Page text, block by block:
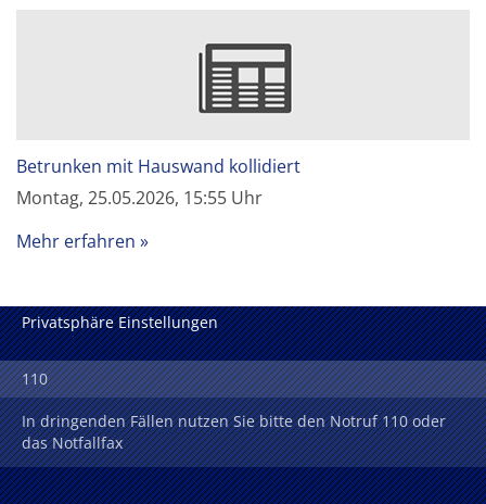
Betrunken mit Hauswand kollidiert
Montag, 25.05.2026, 15:55 Uhr
Mehr erfahren
Privatsphäre Einstellungen
110
In dringenden Fällen nutzen Sie bitte den Notruf 110 oder
das Notfallfax